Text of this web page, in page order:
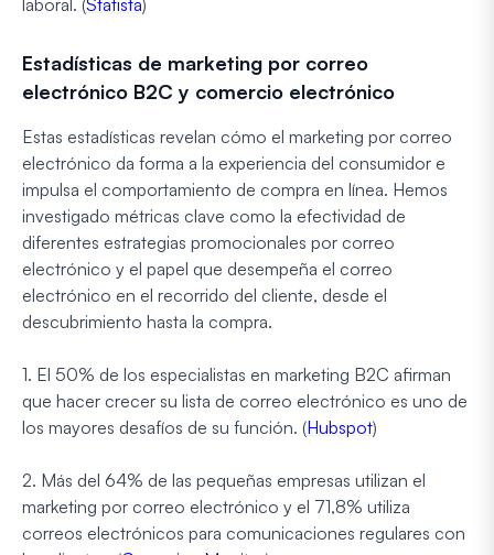
Estadísticas de marketing por correo
electrónico B2C y comercio electrónico
Estas estadísticas revelan cómo el marketing por correo
electrónico da forma a la experiencia del consumidor e
impulsa el comportamiento de compra en línea. Hemos
investigado métricas clave como la efectividad de
diferentes estrategias promocionales por correo
electrónico y el papel que desempeña el correo
electrónico en el recorrido del cliente, desde el
descubrimiento hasta la compra.
1. El 50% de los especialistas en marketing B2C afirman
que hacer crecer su lista de correo electrónico es uno de
los mayores desafíos de su función. (Hubspot)
2. Más del 64% de las pequeñas empresas utilizan el
marketing por correo electrónico y el 71,8% utiliza
correos electrónicos para comunicaciones regulares con